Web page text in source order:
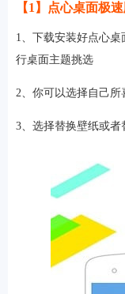
【1】点心桌面极
1、下载安装好点心
行桌面主题挑选
2、你可以选择自己所
3、选择替换壁纸或者